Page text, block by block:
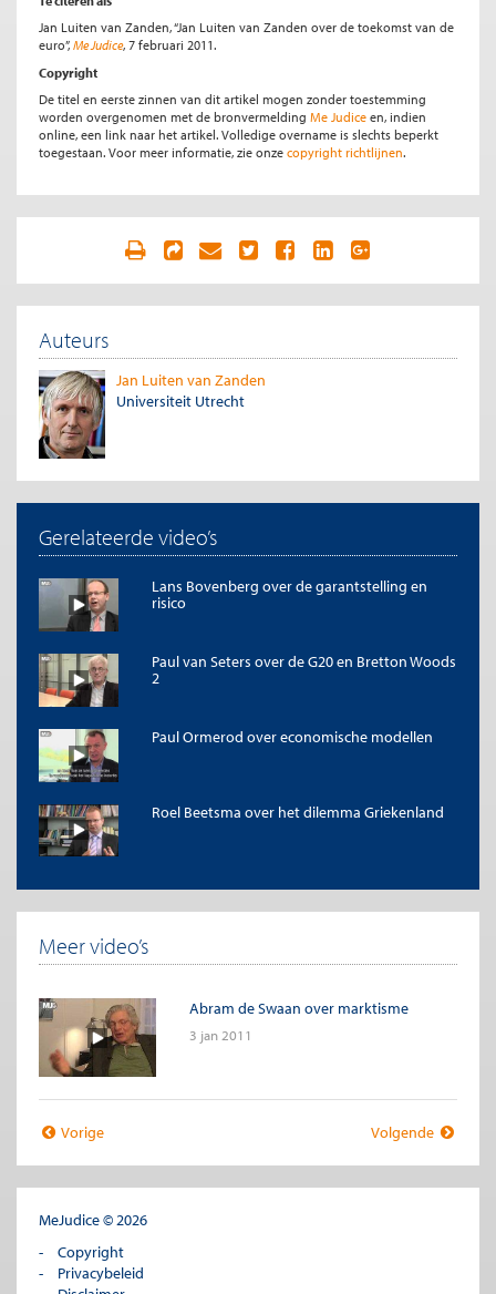
Jan Luiten van Zanden, “Jan Luiten van Zanden over de toekomst van de
euro”, Me Judice, 7 februari 2011.
Copyright
De titel en eerste zinnen van dit artikel mogen zonder toestemming
worden overgenomen met de bronvermelding Me Judice en, indien
online, een link naar het artikel. Volledige overname is slechts beperkt
toegestaan. Voor meer informatie, zie onze copyright richtlijnen.
Auteurs
Jan Luiten van Zanden
Universiteit Utrecht
Gerelateerde video’s
Lans Bovenberg over de garantstelling en
risico
Paul van Seters over de G20 en Bretton Woods
2
Paul Ormerod over economische modellen
Roel Beetsma over het dilemma Griekenland
Meer video’s
Abram de Swaan over marktisme
3 jan 2011
Vorige Volgende
MeJudice © 2026
Copyright
Privacybeleid